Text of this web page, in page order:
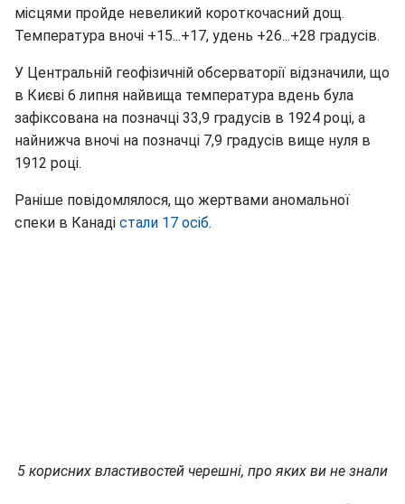
місцями пройде невеликий короткочасний дощ.
Температура вночі +15...+17, удень +26...+28 градусів.
У Центральній геофізичній обсерваторії відзначили, що
в Києві 6 липня найвища температура вдень була
зафіксована на позначці 33,9 градусів в 1924 році, а
найнижча вночі на позначці 7,9 градусів вище нуля в
1912 році.
Раніше повідомлялося, що жертвами аномальної
спеки в Канаді стали 17 осіб.
5 корисних властивостей черешні, про яких ви не знали